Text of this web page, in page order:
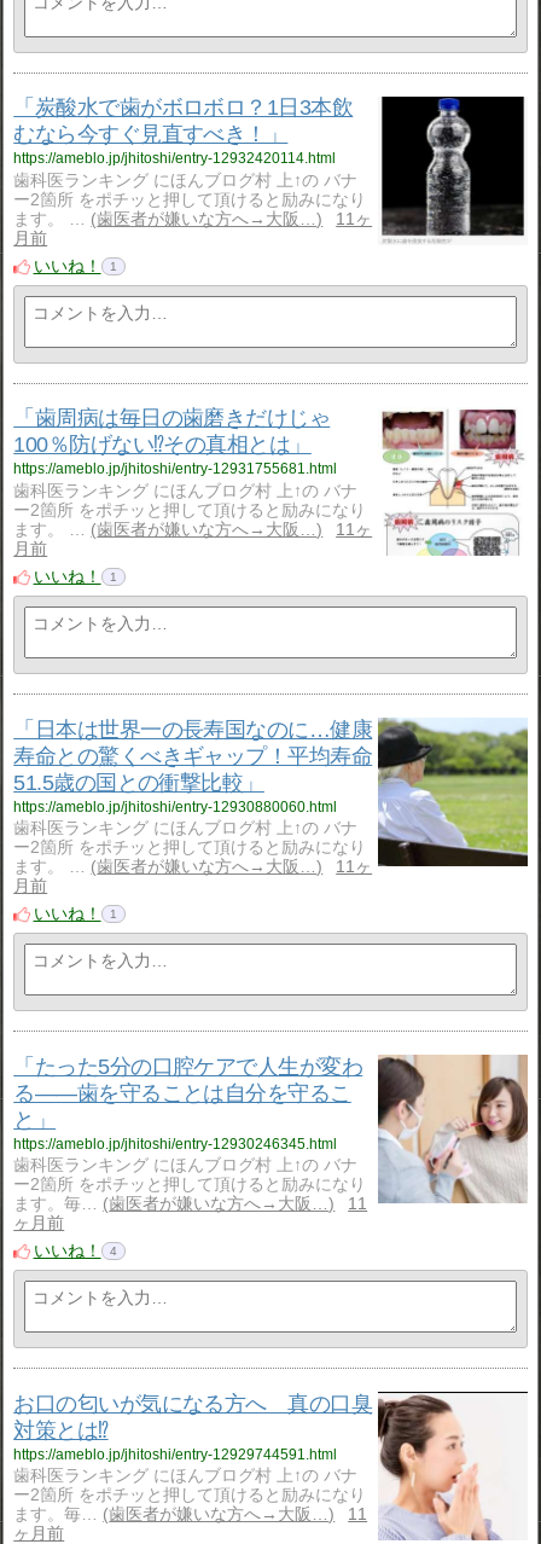
「炭酸水で歯がボロボロ？1日3本飲
むなら今すぐ見直すべき！」
https://ameblo.jp/jhitoshi/entry-12932420114.html
歯科医ランキング にほんブログ村 上↑の バナ
ー2箇所 をポチッと押して頂けると励みになり
ます。 …
歯医者が嫌いな方へ→大阪…
11ヶ
月前
いいね！
1
「歯周病は毎日の歯磨きだけじゃ
100％防げない⁉️その真相とは」
https://ameblo.jp/jhitoshi/entry-12931755681.html
歯科医ランキング にほんブログ村 上↑の バナ
ー2箇所 をポチッと押して頂けると励みになり
ます。 …
歯医者が嫌いな方へ→大阪…
11ヶ
月前
いいね！
1
「日本は世界一の長寿国なのに…健康
寿命との驚くべきギャップ！平均寿命
51.5歳の国との衝撃比較」
https://ameblo.jp/jhitoshi/entry-12930880060.html
歯科医ランキング にほんブログ村 上↑の バナ
ー2箇所 をポチッと押して頂けると励みになり
ます。 …
歯医者が嫌いな方へ→大阪…
11ヶ
月前
いいね！
1
「たった5分の口腔ケアで人生が変わ
る――歯を守ることは自分を守るこ
と」
https://ameblo.jp/jhitoshi/entry-12930246345.html
歯科医ランキング にほんブログ村 上↑の バナ
ー2箇所 をポチッと押して頂けると励みになり
ます。毎…
歯医者が嫌いな方へ→大阪…
11
ヶ月前
いいね！
4
お口の匂いが気になる方へ 真の口臭
対策とは⁉️
https://ameblo.jp/jhitoshi/entry-12929744591.html
歯科医ランキング にほんブログ村 上↑の バナ
ー2箇所 をポチッと押して頂けると励みになり
ます。毎…
歯医者が嫌いな方へ→大阪…
11
ヶ月前